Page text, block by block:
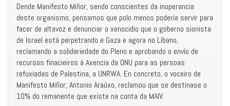
Dende Manifesto Miñor, sendo conscientes da inoperancia
deste organismo, pensamos que polo menos podería servir para
facer de altavoz e denunciar o xenocidio que o goberno sionista
de Israel está perpetrando e Gaza e agora no Líbano,
reclamando a solidariedade do Pleno e aprobando o envío de
recursos finacieiros á Axencia da ONU para as persoas
refuxiadas de Palestina, a UNRWA. En concreto, o voceiro de
Manifesto Miñor, Antonio Araúxo, reclamou que se destinase o
10% do remanente que existe na conta da MAIV.